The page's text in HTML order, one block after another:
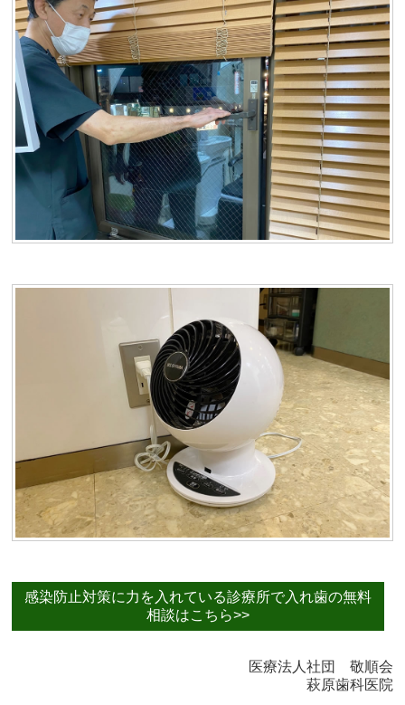
感染防止対策に力を入れている診療所で入れ歯の無料
相談はこちら>>
医療法人社団 敬順会
萩原歯科医院